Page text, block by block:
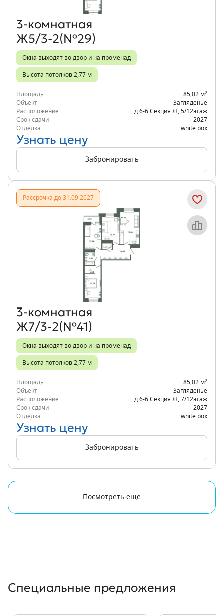
3‑комнатная
Ж5/3-2(№29)
Окна выходят во двор и на променад
Высота потолков 2,77 м
Площадь 85,02 м2
Объект
Загляденье
Расположение
д.6-6 Секция Ж 5/12этаж
Срок сдачи
2027
Отделка
white box
Узнать цену
Забронировать
Рассрочка до 31.09.2027
Объект месяца
3‑комнатная
Ж7/3-2(№41)
Окна выходят во двор и на променад
Высота потолков 2,77 м
Площадь 85,02 м2
Объект
Загляденье
Расположение
д.6-6 Секция Ж 7/12этаж
Срок сдачи
2027
Отделка
white box
Узнать цену
Забронировать
Посмотреть еще
Специальные предложения